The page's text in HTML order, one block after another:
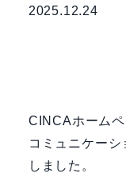
2025.12.24
CINCAホーム
コミュニケー
しました。